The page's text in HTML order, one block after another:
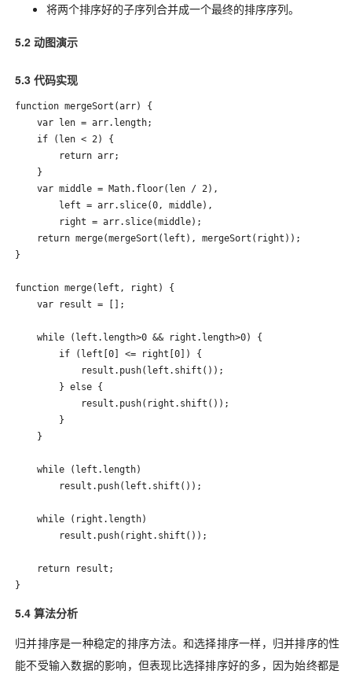
将两个排序好的子序列合并成一个最终的排序序列。
5.2 动图演示
5.3 代码实现
function mergeSort(arr) {
    var len = arr.length;
    if (len < 2) {
        return arr;
    }
    var middle = Math.floor(len / 2),
        left = arr.slice(0, middle),
        right = arr.slice(middle);
    return merge(mergeSort(left), mergeSort(right));
}
function merge(left, right) {
    var result = [];
    while (left.length>0 && right.length>0) {
        if (left[0] <= right[0]) {
            result.push(left.shift());
        } else {
            result.push(right.shift());
        }
    }
    while (left.length)
        result.push(left.shift());
    while (right.length)
        result.push(right.shift());
    return result;
}
5.4 算法分析
归并排序是一种稳定的排序方法。和选择排序一样，归并排序的性
能不受输入数据的影响，但表现比选择排序好的多，因为始终都是